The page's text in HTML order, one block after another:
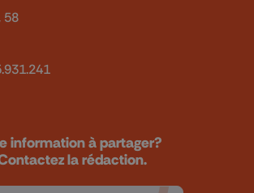
58
information à partager?
la rédaction.